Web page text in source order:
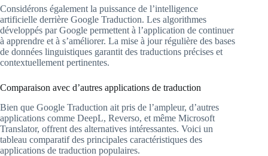
Considérons également la puissance de l’intelligence
artificielle derrière Google Traduction. Les algorithmes
développés par Google permettent à l’application de continuer
à apprendre et à s’améliorer. La mise à jour régulière des bases
de données linguistiques garantit des traductions précises et
contextuellement pertinentes.
Comparaison avec d’autres applications de traduction
Bien que Google Traduction ait pris de l’ampleur, d’autres
applications comme DeepL, Reverso, et même Microsoft
Translator, offrent des alternatives intéressantes. Voici un
tableau comparatif des principales caractéristiques des
applications de traduction populaires.